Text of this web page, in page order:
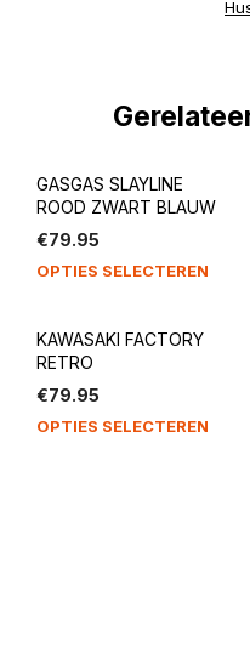
GASGAS SLAYLINE
ROOD ZWART BLAUW
€79.95
OPTIES SELECTEREN
KAWASAKI FACTORY
RETRO
€79.95
OPTIES SELECTEREN